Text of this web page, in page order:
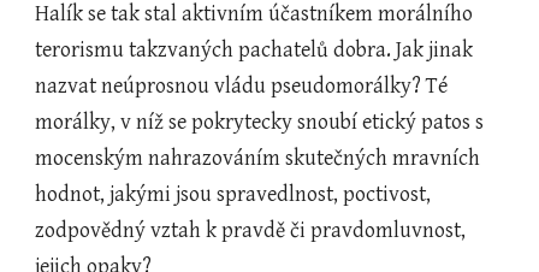
Halík se tak stal aktivním účastníkem morálního
terorismu takzvaných pachatelů dobra. Jak jinak
nazvat neúprosnou vládu pseudomorálky? Té
morálky, v níž se pokrytecky snoubí etický patos s
mocenským nahrazováním skutečných mravních
hodnot, jakými jsou spravedlnost, poctivost,
zodpovědný vztah k pravdě či pravdomluvnost,
jejich opaky?